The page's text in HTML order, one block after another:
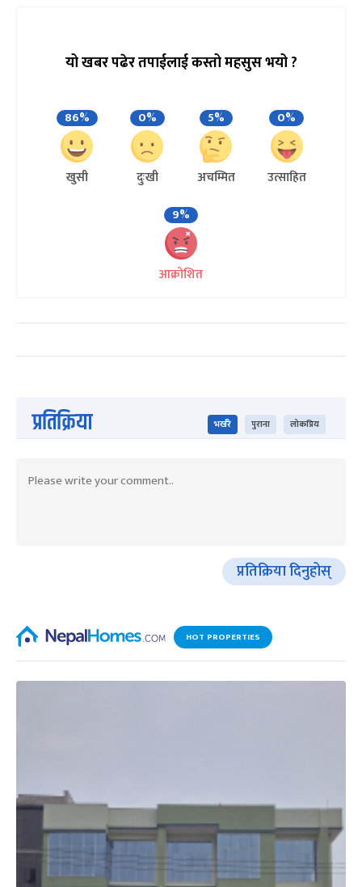
यो खबर पढेर तपाईलाई कस्तो महसुस भयो ?
86%
खुसी
0%
दुःखी
5%
अचम्मित
0%
उत्साहित
9%
आक्रोशित
प्रतिक्रिया भर्खरै पुराना लोकप्रिय
प्रतिक्रिया दिनुहोस्
HOT PROPERTIES